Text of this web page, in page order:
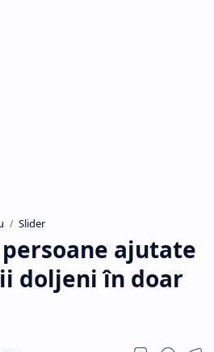
Slider
persoane ajutate
doljeni în doar